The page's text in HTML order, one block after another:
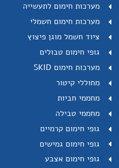
מערכות חימום לתעשייה
מערכות חימום חשמלי
ציוד חשמל מוגן פיצוץ
גופי חימום טבולים
מערכות חימום SKID
מחוללי קיטור
מחממי חביות
מחממי טבילה
גופי חימום קרמיים
גופי חימום גמישים
גופי חימום אצבע